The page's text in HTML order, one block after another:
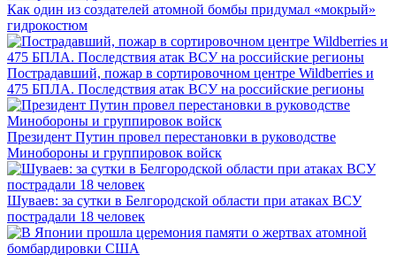
Как один из создателей атомной бомбы придумал «мокрый»
гидрокостюм
Пострадавший, пожар в сортировочном центре Wildberries и
475 БПЛА. Последствия атак ВСУ на российские регионы
Президент Путин провел перестановки в руководстве
Минобороны и группировок войск
Шуваев: за сутки в Белгородской области при атаках ВСУ
пострадали 18 человек